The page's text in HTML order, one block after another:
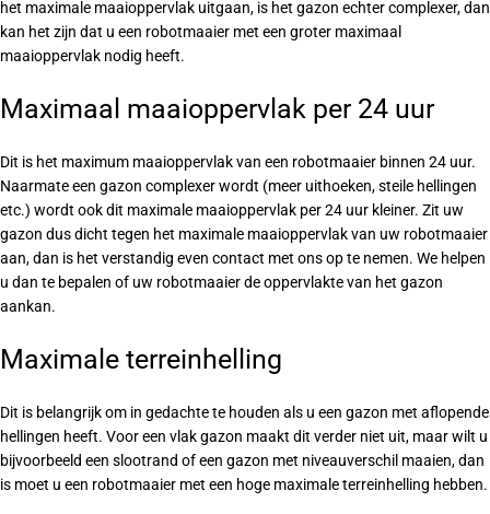
het maximale maaioppervlak uitgaan, is het gazon echter complexer, dan
kan het zijn dat u een robotmaaier met een groter maximaal
maaioppervlak nodig heeft.
Maximaal maaioppervlak per 24 uur
Dit is het maximum maaioppervlak van een robotmaaier binnen 24 uur.
Naarmate een gazon complexer wordt (meer uithoeken, steile hellingen
etc.) wordt ook dit maximale maaioppervlak per 24 uur kleiner. Zit uw
gazon dus dicht tegen het maximale maaioppervlak van uw robotmaaier
aan, dan is het verstandig even contact met ons op te nemen. We helpen
u dan te bepalen of uw robotmaaier de oppervlakte van het gazon
aankan.
Maximale terreinhelling
Dit is belangrijk om in gedachte te houden als u een gazon met aflopende
hellingen heeft. Voor een vlak gazon maakt dit verder niet uit, maar wilt u
bijvoorbeeld een slootrand of een gazon met niveauverschil maaien, dan
is moet u een robotmaaier met een hoge maximale terreinhelling hebben.